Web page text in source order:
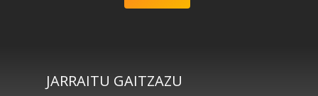
JARRAITU GAITZAZU